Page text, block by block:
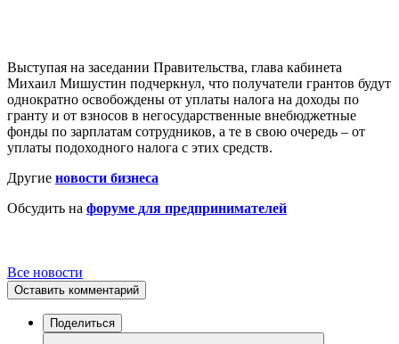
Выступая на заседании Правительства, глава кабинета
Михаил Мишустин подчеркнул, что получатели грантов будут
однократно освобождены от уплаты налога на доходы по
гранту и от взносов в негосударственные внебюджетные
фонды по зарплатам сотрудников, а те в свою очередь – от
уплаты подоходного налога с этих средств.
Другие новости бизнеса
Обсудить на форуме для предпринимателей
Все новости
Оставить комментарий
Поделиться